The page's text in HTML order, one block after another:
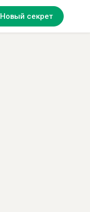
Новый секрет